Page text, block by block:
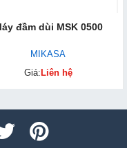
đầm dùi MSK 0500
MIKASA
Giá: Liên hệ